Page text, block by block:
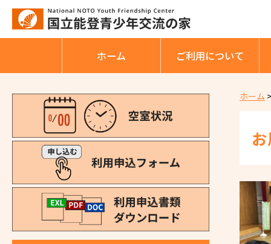
ホーム ご利⽤について
ホーム